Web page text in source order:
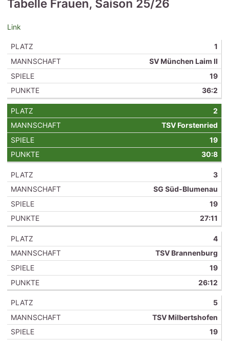
Tabelle Frauen, Saison 25/26
Link
PLATZ MANNSCHAFT SPIELE S U N TORE
+/
−
1
SV München Laim II
19
36:2
2
TSV Forstenried
19
30:8
3
SG Süd-Blumenau
19
27:11
4
TSV Brannenburg
19
26:12
5
TSV Milbertshofen
19